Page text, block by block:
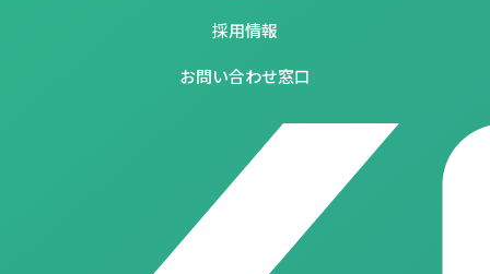
採用情報
お問い合わせ窓口